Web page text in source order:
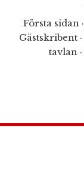
Första sidan·
Gästskribent ·
tavlan ·